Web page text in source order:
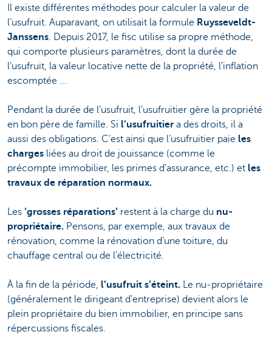
Il existe différentes méthodes pour calculer la valeur de
l’usufruit. Auparavant, on utilisait la formule Ruysseveldt-
Janssens. Depuis 2017, le fisc utilise sa propre méthode,
qui comporte plusieurs paramètres, dont la durée de
l’usufruit, la valeur locative nette de la propriété, l’inflation
escomptée ...
Pendant la durée de l’usufruit, l’usufruitier gère la propriété
en bon père de famille. Si l’usufruitier a des droits, il a
aussi des obligations. C’est ainsi que l’usufruitier paie les
charges liées au droit de jouissance (comme le
précompte immobilier, les primes d’assurance, etc.) et les
travaux de réparation normaux.
Les ‘grosses réparations’ restent à la charge du nu-
propriétaire. Pensons, par exemple, aux travaux de
rénovation, comme la rénovation d’une toiture, du
chauffage central ou de l’électricité.
À la fin de la période, l’usufruit s’éteint. Le nu-propriétaire
(généralement le dirigeant d’entreprise) devient alors le
plein propriétaire du bien immobilier, en principe sans
répercussions fiscales.